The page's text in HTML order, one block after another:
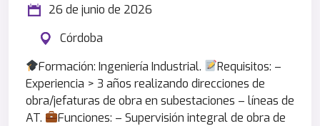
26 de junio de 2026
Córdoba
Formación: Ingeniería Industrial.
Requisitos: –
Experiencia > 3 años realizando direcciones de
obra/jefaturas de obra en subestaciones – líneas de
AT.
Funciones: – Supervisión integral de obra de